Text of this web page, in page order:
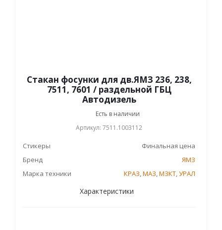
Стакан фосунки для дв.ЯМЗ 236, 238,
7511, 7601 / раздельной ГБЦ
Автодизель
Есть в наличии
Артикул: 7511.1003112
Стикеры
Финальная цена
Бренд
ЯМЗ
Марка техники
КРАЗ,МАЗ,МЗКТ,УРАЛ
Характеристики